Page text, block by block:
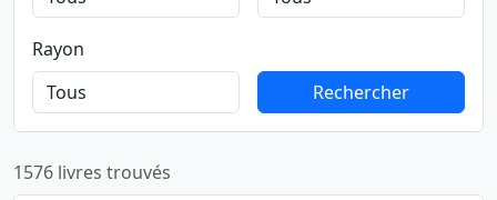
Rayon
RechercherRechercher
1576 livres trouvés